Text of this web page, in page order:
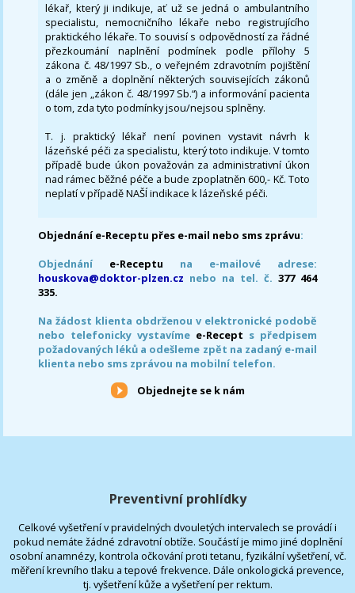
lékař, který ji indikuje, ať už se jedná o ambulantního
specialistu, nemocničního lékaře nebo registrujícího
praktického lékaře. To souvisí s odpovědností za řádné
přezkoumání naplnění podmínek podle přílohy 5
zákona č. 48/1997 Sb., o veřejném zdravotním pojištění
a o změně a doplnění některých souvisejících zákonů
(dále jen „zákon č. 48/1997 Sb.“) a informování pacienta
o tom, zda tyto podmínky jsou/nejsou splněny.
T. j. praktický lékař není povinen vystavit návrh k
lázeňské péči za specialistu, který toto indikuje. V tomto
případě bude úkon považován za administrativní úkon
nad rámec běžné péče a bude zpoplatněn 600,- Kč. Toto
neplatí v případě NAŠÍ indikace k lázeňské péči.
Objednání e-Receptu přes e-mail nebo sms zprávu:
Objednání e-Receptu na e-mailové adrese:
houskova@doktor-plzen.cz nebo na tel. č. 377 464
335.
Na žádost klienta obdrženou v elektronické podobě
nebo telefonicky vystavíme e-Recept s předpisem
požadovaných léků a odešleme zpět na zadaný e-mail
klienta nebo sms zprávou na mobilní telefon.
Objednejte se k nám
Preventivní prohlídky
Celkové vyšetření v pravidelných dvouletých intervalech se provádí i
pokud nemáte žádné zdravotní obtíže. Součástí je mimo jiné doplnění
osobní anamnézy, kontrola očkování proti tetanu, fyzikální vyšetření, vč.
měření krevního tlaku a tepové frekvence. Dále onkologická prevence,
tj. vyšetření kůže a vyšetření per rektum.